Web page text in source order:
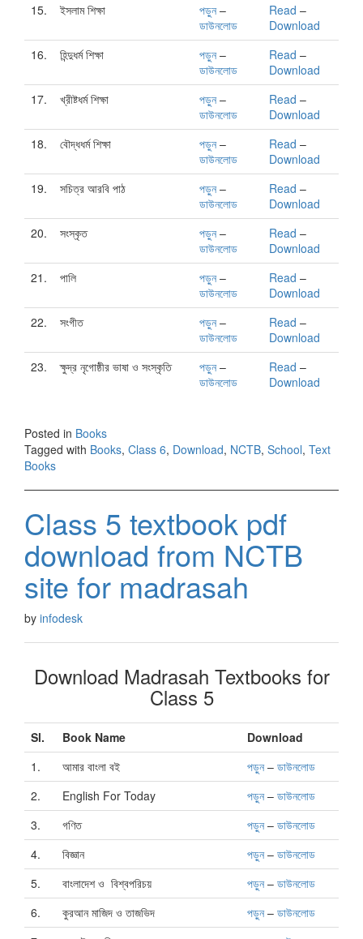
15.
ইসলাম শিক্ষা পড়ুন–
ডাউনলোড
Read –
Download
16.
হিন্দুধর্ম শিক্ষা পড়ুন–
ডাউনলোড
Read –
Download
17.
খ্রীষ্টধর্ম শিক্ষা পড়ুন–
ডাউনলোড
Read –
Download
18.
বৌদ্ধধর্ম শিক্ষা পড়ুন–
ডাউনলোড
Read –
Download
19.
সচিত্র আরবি পাঠ পড়ুন–
ডাউনলোড
Read –
Download
20.
সংস্কৃত পড়ুন–
ডাউনলোড
Read –
Download
21.
পালি পড়ুন–
ডাউনলোড
Read –
Download
22.
সংগীত পড়ুন–
ডাউনলোড
Read –
Download
23.
ক্ষুদ্র নৃগোষ্ঠীর ভাষা ও সংস্কৃতি পড়ুন–
ডাউনলোড
Read –
Download
Posted in Books
Tagged with Books, Class 6, Download, NCTB, School, Text
Books
Class 5 textbook pdf
download from NCTB
site for madrasah
by infodesk
Download Madrasah Textbooks for
Class 5
Sl. Book Name
Download
1.
আমার বাংলা বই পড়ুন– ডাউনলোড
2.
English For Today পড়ুন– ডাউনলোড
3.
গণিত পড়ুন– ডাউনলোড
4.
বিজ্ঞান পড়ুন– ডাউনলোড
5.
বাংলাদেশ ও বিশ্বপরিচয় পড়ুন– ডাউনলোড
6.
কুরআন মাজিদ ও তাজভিদ পড়ুন– ডাউনলোড